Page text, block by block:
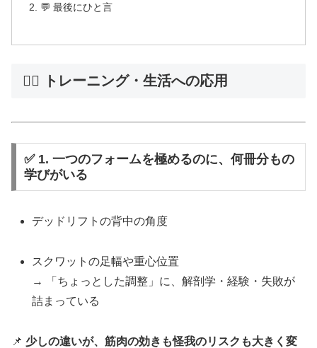
💬 最後にひと言
🏋️‍♂️ トレーニング・生活への応用
✅ 1. 一つのフォームを極めるのに、何冊分もの
学びがいる
デッドリフトの背中の角度
スクワットの足幅や重心位置
→ 「ちょっとした調整」に、解剖学・経験・失敗が
詰まっている
📌 少しの違いが、筋肉の効きも怪我のリスクも大きく変